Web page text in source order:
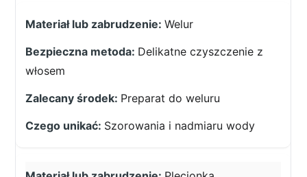
Welur
Delikatne czyszczenie z
włosem
Preparat do weluru
Szorowania i nadmiaru wody